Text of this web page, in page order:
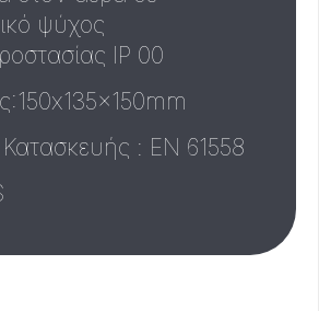
ψύχος
IP 00
: ΕΝ 61558